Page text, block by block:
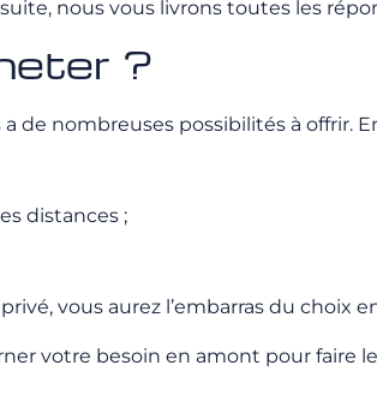
nous vous livrons toutes les
?
a de nombreuses possibilités à
distances ;
vous aurez l’embarras du
votre besoin en amont pour faire